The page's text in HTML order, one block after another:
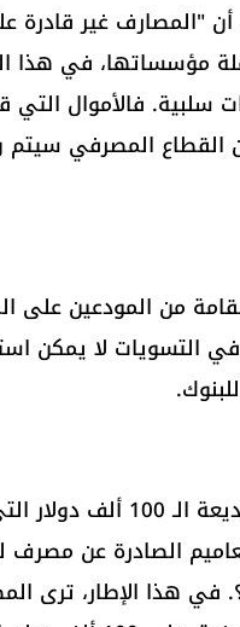
"المصارف غير قادرة
مؤسساتها، في هذا
سلبية. فالأموال
القطاع المصرفي
من المودعين
التسويات لا يمكن
كما أن القانون لم يحدّد
في هذا الإطار،